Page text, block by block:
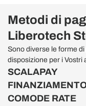
Metodi di
Liberotech
Sono diverse le forme
disposizione per i Vostri
SCALAPAY
COMODE RATE